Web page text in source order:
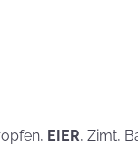
EIER, Zimt,